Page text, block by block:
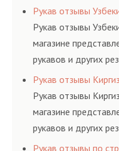
соответствующих
и нормативам.
Рукав отзывы
Рукав отзывы
магазине
рукавов и других
соответствующих
и нормативам.
Рукав отзывы
Рукав отзывы
магазине
рукавов и других
соответствующих
Рукав отзывы по